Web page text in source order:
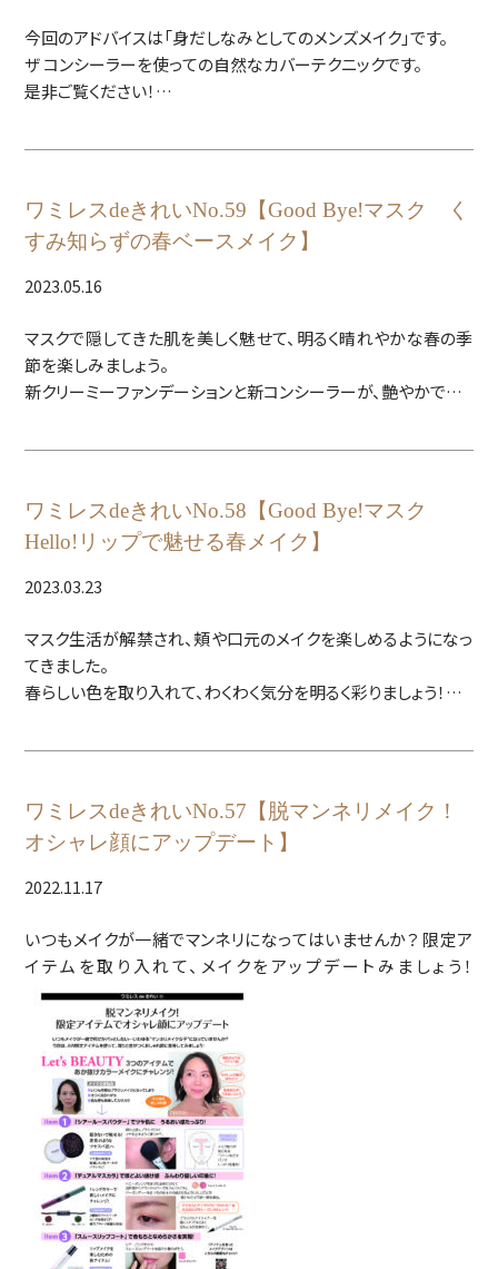
海外大会はレセプションなど華やかな場もあり、そんな時にも
ワミレスのスキンケア＆メイクがしっかりお役に立っているようで
選考結果待ちの最終調整の強化練習・合宿、陽射しが気になる
季節です!
保湿や紫外線ケアで頑張ってくださいネ。
ワミレスは「パラアスリート土田和歌子選手」を応援しています。
https://www.wamiles.co.jp/athletetsuchida/
土田選手の公式ブログはこちら
https://ameblo.jp/wakakotsuchida/
今回のアドバイスは「身だしなみとしてのメンズメイク」です。
ザ コンシーラーを使っての自然なカバーテクニックです。
是非ご覧ください！
ワミレスdeきれいNo.59【Good Bye!マスク く
すみ知らずの春ベースメイク】
2023.05.16
マスクで隠してきた肌を美しく魅せて、明るく晴れやかな春の季
節を楽しみましょう。
新クリーミーファンデーションと新コンシーラーが、艶やかでくす
ワミレスdeきれいNo.58【Good Bye!マスク
Hello!リップで魅せる春メイク】
2023.03.23
マスク生活が解禁され、頬や口元のメイクを楽しめるようになっ
てきました。
春らしい色を取り入れて、わくわく気分を明るく彩りましょう！
ワミレスdeきれいNo.57【脱マンネリメイク！
オシャレ顔にアップデート】
2022.11.17
いつもメイクが一緒でマンネリになってはいませんか？ 限定ア
イテムを取り入れて、メイクをアップデートみましょう！